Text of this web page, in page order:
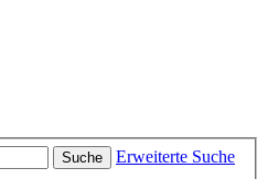
Suche Erweiterte Suche